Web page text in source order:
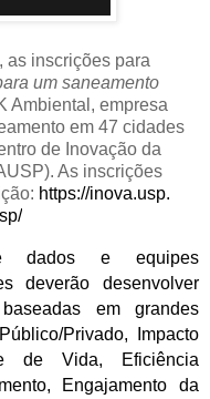
as inscrições para
um saneamento
Ambiental, empresa
em 47 cidades
de Inovação da
As inscrições
https://inova.usp.
dados e equipes
deverão desenvolver
em grandes
Privado, Impacto
de Vida, Eficiência
Engajamento da